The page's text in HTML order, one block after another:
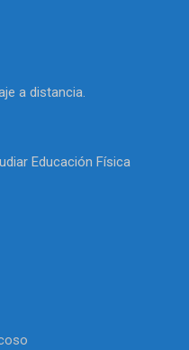
a distancia.
Educación Física